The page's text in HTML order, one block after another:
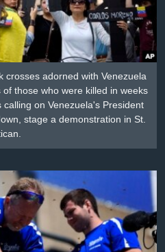
crosses adorned with Venezuela
those who were killed in weeks
on Venezuela's President
stage a demonstration in St.